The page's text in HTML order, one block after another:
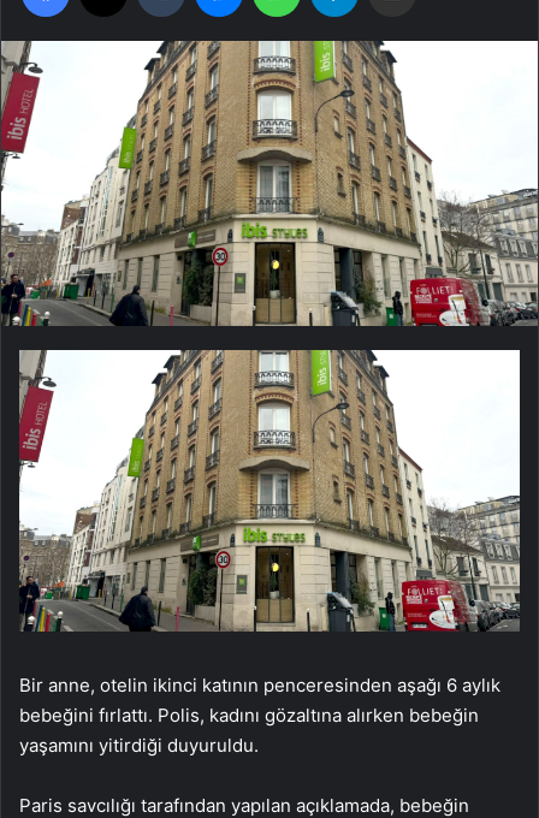
Bir anne, otelin ikinci katının penceresinden aşağı 6 aylık
bebeğini fırlattı. Polis, kadını gözaltına alırken bebeğin
yaşamını yitirdiği duyuruldu.
Paris savcılığı tarafından yapılan açıklamada, bebeğin